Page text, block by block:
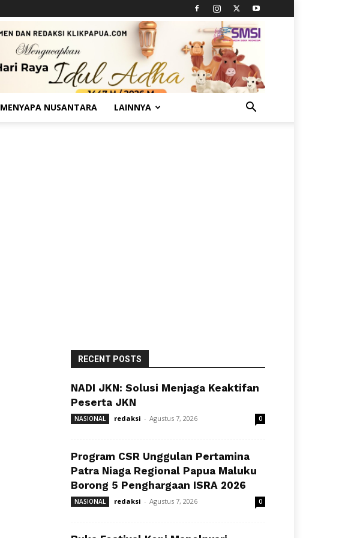
MENYAPA NUSANTARA LAINNYA
RECENT POSTS
NADI JKN: Solusi Menjaga Keaktifan
Peserta JKN
NASIONAL redaksi - Agustus 7, 2026 0
Program CSR Unggulan Pertamina
Patra Niaga Regional Papua Maluku
Borong 5 Penghargaan ISRA 2026
NASIONAL redaksi - Agustus 7, 2026 0